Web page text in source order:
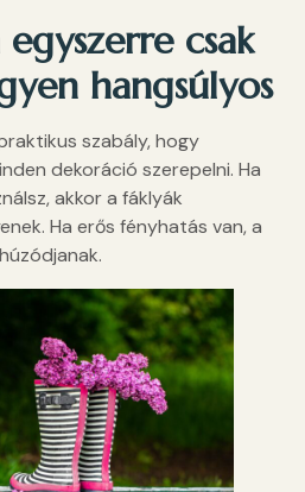
csak
hangsúlyos
szabály, hogy
dekoráció szerepelni. Ha
akkor a fáklyák
Ha erős fényhatás van, a